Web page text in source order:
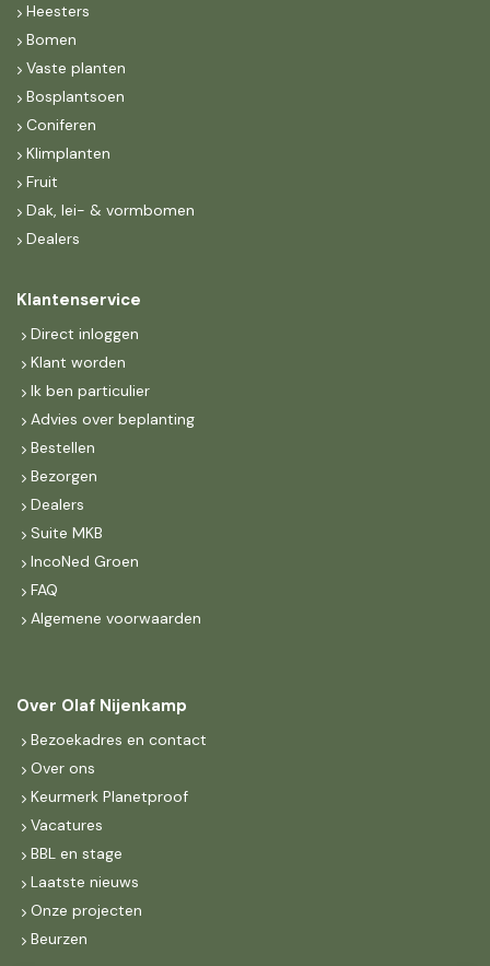
Heesters
Bomen
Vaste planten
Bosplantsoen
Coniferen
Klimplanten
Fruit
Dak, lei- & vormbomen
Dealers
Klantenservice
Direct inloggen
Klant worden
Ik ben particulier
Advies over beplanting
Bestellen
Bezorgen
Dealers
Suite MKB
IncoNed Groen
FAQ
Algemene voorwaarden
Over Olaf Nijenkamp
Bezoekadres en contact
Over ons
Keurmerk Planetproof
Vacatures
BBL en stage
Laatste nieuws
Onze projecten
Beurzen